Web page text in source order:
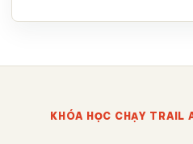
KHÓA HỌC CHẠY TRAIL